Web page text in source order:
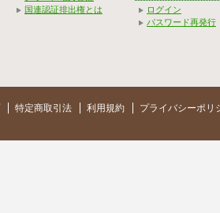
国連認証排出権とは
ログイン
パスワード再発行
特定商取引法 利用規約 プライバシーポリ